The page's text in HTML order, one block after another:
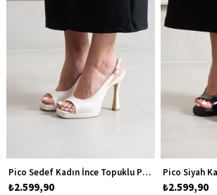
Pico Sedef Kadın İnce Topuklu Platform Abiye Ayakkabı
₺2.599,90 ₺2.599,90